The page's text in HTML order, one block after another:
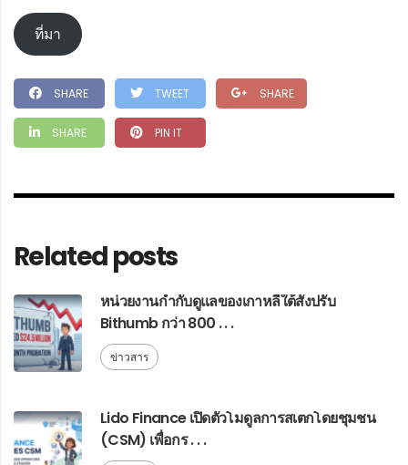
ที่มา
SHARE TWEET SHARE
SHARE PIN IT
Related posts
หน่วยงานกำกับดูแลของเกาหลีใต้สั่งปรับ
Bithumb กว่า 800 . . .
ข่าวสาร
Lido Finance เปิดตัวโมดูลการสเตกโดยชุมชน
(CSM) เพื่อกร . . .